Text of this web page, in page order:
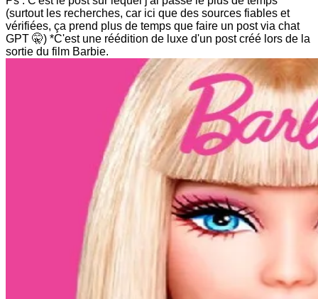
(surtout les recherches, car ici que des sources fiables et
vérifiées, ça prend plus de temps que faire un post via chat
GPT 🤫) *C'est une réédition de luxe d'un post créé lors de la
sortie du film Barbie.